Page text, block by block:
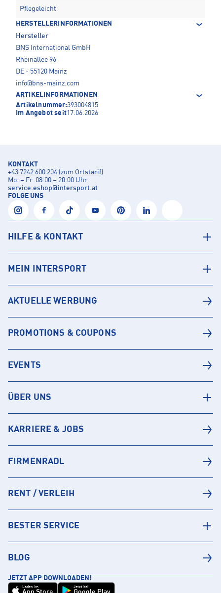
Pflegeleicht
HERSTELLERINFORMATIONEN
Hersteller
BNS International GmbH
Rheinallee 96
DE - 55120 Mainz
info@bns-mainz.com
ARTIKELINFORMATIONEN
Artikelnummer:393004815
Im Angebot seit17.06.2026
KONTAKT
+43 7242 600 204 (zum Ortstarif)
Mo. – Fr. 08:00 – 20:00 Uhr
service.eshop@intersport.at
FOLGE UNS
HILFE & KONTAKT
MEIN INTERSPORT
AKTUELLE WERBUNG
PROMOTIONS & COUPONS
EVENTS
ÜBER UNS
KARRIERE & JOBS
FIRMENRADL
RENT / VERLEIH
BESTER SERVICE
BLOG
JETZT APP DOWNLOADEN!
Laden im Jetzt bei